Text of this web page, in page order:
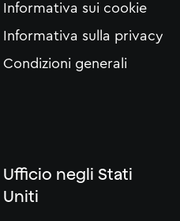
Ufficio negli Stati
Uniti
Informativa sui cookie
Informativa sulla privacy
Condizioni generali